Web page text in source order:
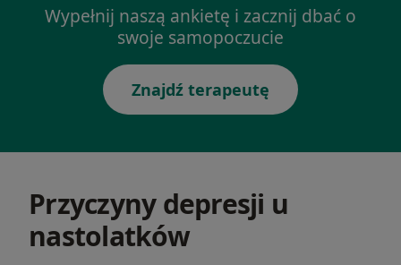
Wypełnij naszą ankietę i zacznij dbać o
swoje samopoczucie
Znajdź terapeutę
Przyczyny depresji u
nastolatków